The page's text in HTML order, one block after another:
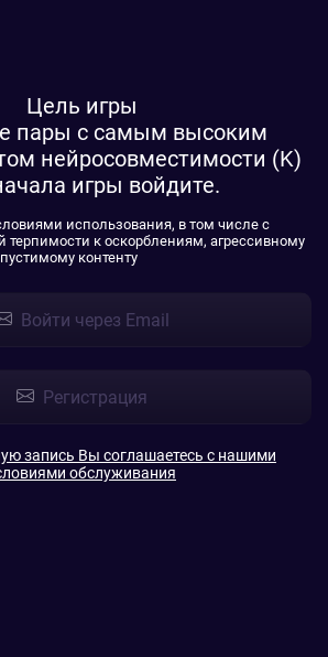
Цель игры
пары с самым высоким
нейросовместимости (K)
игры войдите.
использования, в том числе с
терпимости к оскорблениям, агрессивному
контенту
Войти через Email
Регистрация
запись Вы соглашаетесь с нашими
обслуживания